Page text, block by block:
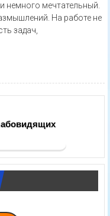
немного мечтательный.
На работе не
задач,